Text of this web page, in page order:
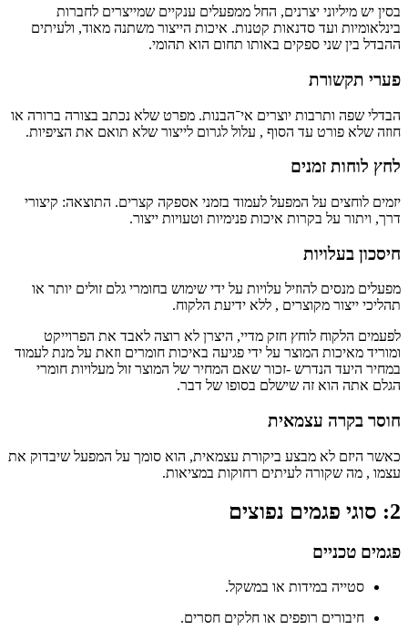
בסין יש מיליוני יצרנים, החל ממפעלים ענקיים שמייצרים לחברות
בינלאומיות ועד סדנאות קטנות. איכות הייצור משתנה מאוד, ולעיתים
ההבדל בין שני ספקים באותו תחום הוא תהומי.
פערי תקשורת
הבדלי שפה ותרבות יוצרים אי־הבנות. מפרט שלא נכתב בצורה ברורה או
חוזה שלא פורט עד הסוף , עלול לגרום לייצור שלא תואם את הציפיות.
לחץ לוחות זמנים
יזמים לוחצים על המפעל לעמוד בזמני אספקה קצרים. התוצאה: קיצורי
דרך, ויתור על בקרות איכות פנימיות וטעויות ייצור.
חיסכון בעלויות
מפעלים מנסים להוזיל עלויות על ידי שימוש בחומרי גלם זולים יותר או
תהליכי ייצור מקוצרים , ללא ידיעת הלקוח.
לפעמים הלקוח לוחץ חזק מדיי, היצרן לא רוצה לאבד את הפרוייקט
ומוריד מאיכות המוצר על ידי פגיעה באיכות חומרים וזאת על מנת לעמוד
במחיר היעד הנדרש -זכור שאם המחיר של המוצר זול מעלויות חומרי
הגלם אתה הוא זה שישלם בסופו של דבר.
חוסר בקרה עצמאית
כאשר היזם לא מבצע ביקורת עצמאית, הוא סומך על המפעל שיבדוק את
עצמו , מה שקורה לעיתים רחוקות במציאות.
2: סוגי פגמים נפוצים
פגמים טכניים
סטייה במידות או במשקל.
חיבורים רופפים או חלקים חסרים.